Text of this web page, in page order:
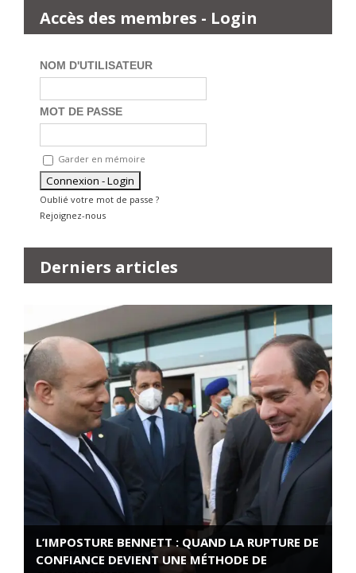
Accès des membres - Login
NOM D'UTILISATEUR
MOT DE PASSE
Garder en mémoire
Oublié votre mot de passe ?
Rejoignez-nous
Derniers articles
L’IMPOSTURE BENNETT : QUAND LA RUPTURE DE
CONFIANCE DEVIENT UNE MÉTHODE DE